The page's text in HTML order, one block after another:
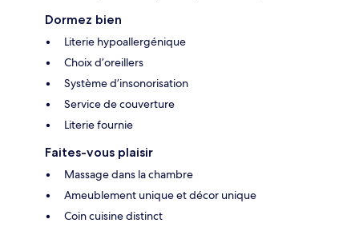
Dormez bien
Literie hypoallergénique
Choix d’oreillers
Système d’insonorisation
Service de couverture
Literie fournie
Faites-vous plaisir
Massage dans la chambre
Ameublement unique et décor unique
Coin cuisine distinct